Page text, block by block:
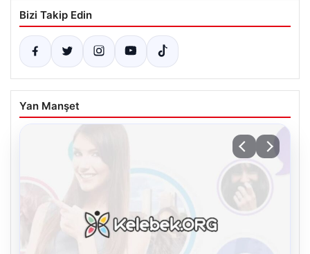
Bizi Takip Edin
Yan Manşet